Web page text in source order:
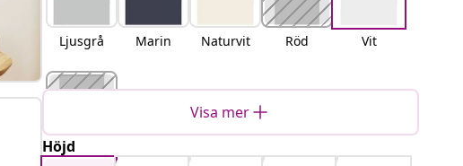
Ljusgrå Marin Naturvit Röd Vit
Gul
Visa mer
Höjd